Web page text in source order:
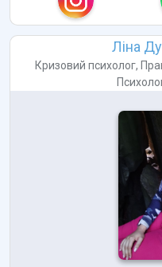
Ліна
Кризовий психолог,